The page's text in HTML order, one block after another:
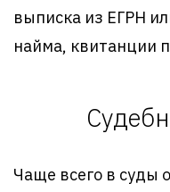
выписка из ЕГРН
найма, квитанции
Чаще всего в суды